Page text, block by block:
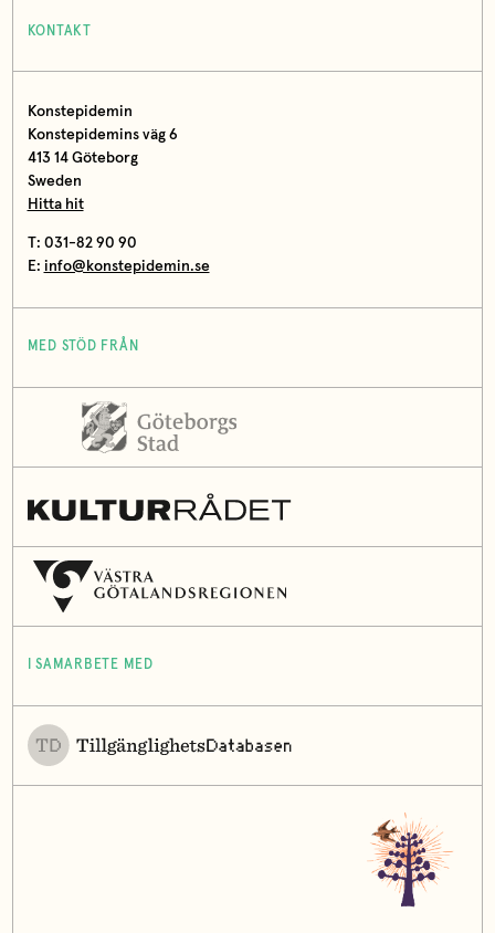
KONTAKT
Konstepidemin
Konstepidemins väg 6
413 14 Göteborg
Sweden
Hitta hit
T: 031-82 90 90
E: info@konstepidemin.se
MED STÖD FRÅN
I SAMARBETE MED